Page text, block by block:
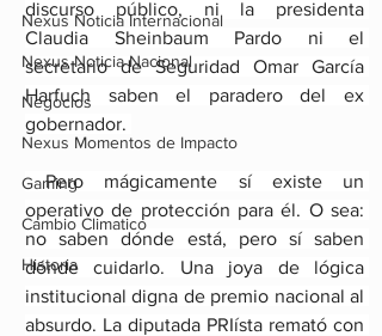
Nexus Noticia Internacional
Nexus Noticia Nacional
Negocios
Nexus Momentos de Impacto
Gaming
Cambio Climatico
Historia
discurso público, ni la presidenta
Claudia Sheinbaum Pardo ni el
secretario de Seguridad Omar García
Harfuch saben el paradero del ex
gobernador.
Pero mágicamente sí existe un
operativo de protección para él. O sea:
no saben dónde está, pero sí saben
dónde cuidarlo. Una joya de lógica
institucional digna de premio nacional al
absurdo. La diputada PRIísta remató con